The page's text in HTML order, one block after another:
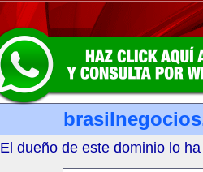
El dueño de este dominio lo